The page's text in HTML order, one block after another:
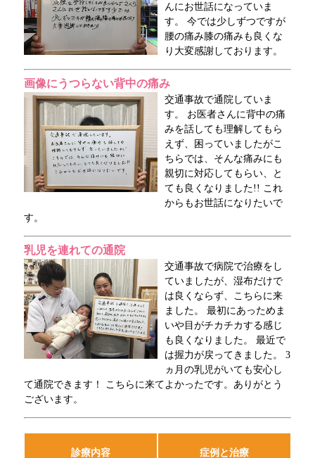
んにお世話になっていま
す。 今では少しずつですが
腰の痛み膝の痛みも良くな
り大変感謝しております。
画像にうつらない背中の痛み
交通事故で通院していま
す。 お医者さんに背中の痛
みを話しても理解してもら
えず、困っていましたがこ
ちらでは、そんな痛みにも
親切に対応してもらい、と
ても良くなりました!! これ
からもお世話になりたいで
す。
乳児を連れての通院
交通事故で病院で治療をし
ていましたが、湿布だけで
は良くならず、こちらに来
ました。 最初にあっためま
いや目がチカチカする感じ
も良くなりました。 最近で
は握力が戻ってきました。 3
ヵ月の乳児がいても安心し
て通院できます！ こちらに来てよかったです。ありがとう
ございます。
診療内容 症例と治療